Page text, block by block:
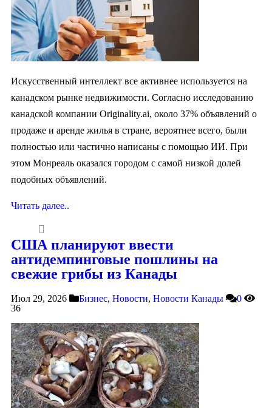
Искусственный интеллект все активнее используется на
канадском рынке недвижимости. Согласно исследованию
канадской компании Originality.ai, около 37% объявлений о
продаже и аренде жилья в стране, вероятнее всего, были
полностью или частично написаны с помощью ИИ. При
этом Монреаль оказался городом с самой низкой долей
подобных объявлений.
Читать далее..
США планируют ввести
антидемпинговые пошлины на
свежие грибы из Канады
Июл 29, 2026 Бизнес, Новости, Новости Канады
0
36